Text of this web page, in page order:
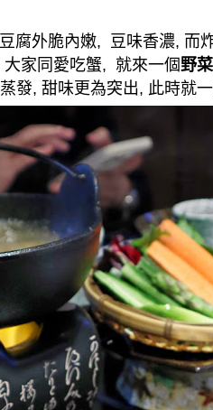
豆腐外脆內嫩, 豆味香濃, 而
大家同愛吃蟹, 就來一個野
發, 甜味更為突出, 此時就